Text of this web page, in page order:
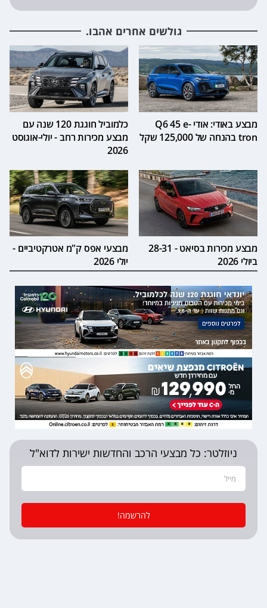
גולשים אחרים אהבו.
מבצע באודי: אודי Q6 45 e-
tron בהנחה של 125,000 שקל
כלמוביל חוגגת 120 שנה עם
מבצע מכירות רחב - יולי-אוגוסט
2026
מבצע מכירות בסיאט - 28-31
ביולי 2026
מבצעי אפס ק"מ אטרקטיביים -
יולי 2026
ניוזלטר: כל מבצעי הרכב והחדשות ישירות לדוא"ל
להרשמה!